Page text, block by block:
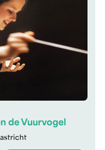
de Vuurvogel